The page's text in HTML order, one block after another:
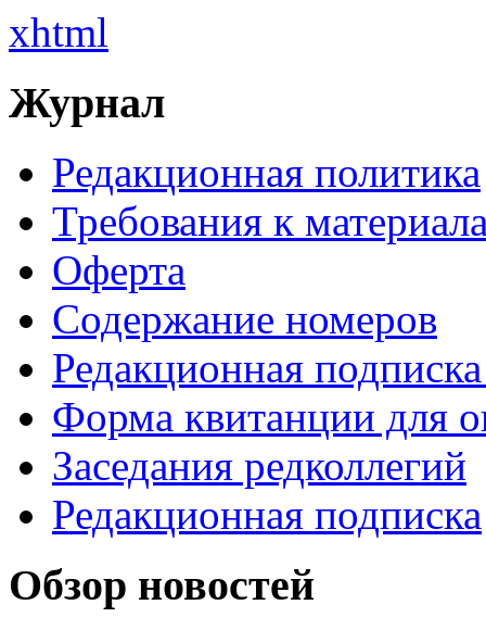
xhtml
Журнал
Редакционная политика
Требования к
Оферта
Содержание номеров
Редакционная
Форма квитанции для
Заседания редколлегий
Редакционная подписка
Обзор новостей